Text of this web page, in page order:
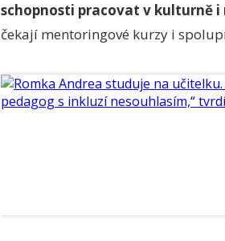
schopnosti pracovat v kulturně
čekají mentoringové kurzy i